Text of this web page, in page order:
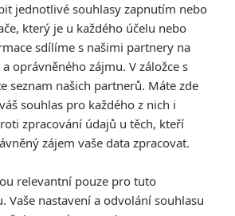
8.0/10
Dunkerk
Snímek pojednává o operaci
Dynamo. Ta měla na přelomu
evakuovat britské a francouzské
vojáky spojeneckých sil z
jednotlivé souhlasy zapnutím nebo
který je u každého účelu nebo
sdílíme s našimi partnery na
oprávněného zájmu. V záložce s
seznam našich partnerů. Máte zde
souhlas pro každého z nich i
zpracování údajů u těch, kteří
zájem vaše data zpracovat.
relevantní pouze pro tuto
Vaše nastavení a odvolání souhlasu